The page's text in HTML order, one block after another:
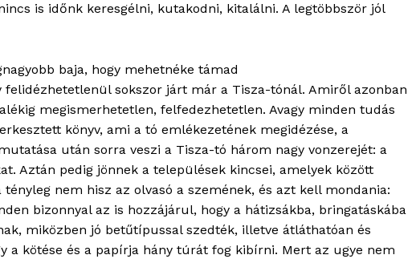
Hasznos
bSZ fiók
Előfizetés
Kapcsolat
Adatkezelési tájékoztató
is időnk keresgélni, kutakodni, kitalálni. A legtöbbször jól
baja, hogy mehetnéke támad
sokszor járt már a Tisza-tónál. Amiről azonban
megismerhetetlen, felfedezhetetlen. Avagy minden tudás
könyv, ami a tó emlékezetének megidézése, a
után sorra veszi a Tisza-tó három nagy vonzerejét: a
Aztán pedig jönnek a települések kincsei, amelyek között
nem hisz az olvasó a szemének, és azt kell mondania:
bizonnyal az is hozzájárul, hogy a hátizsákba, bringatáskába
miközben jó betűtípussal szedték, illetve átláthatóan és
a kötése és a papírja hány túrát fog kibírni. Mert az ugye nem